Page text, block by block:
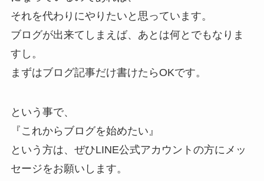
それを代わりにやりたいと思っています。
ブログが出来てしまえば、あとは何とでもなりま
すし。
まずはブログ記事だけ書けたらOKです。
という事で、
『これからブログを始めたい』
という方は、ぜひLINE公式アカウントの方にメッ
セージをお願いします。